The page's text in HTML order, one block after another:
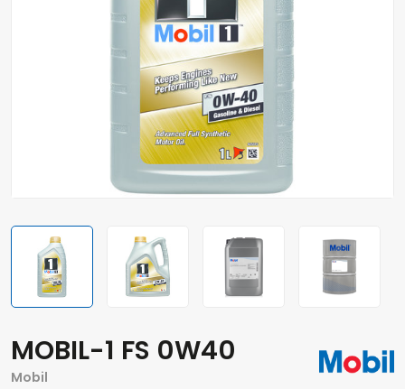
MOBIL-1 FS 0W40
Mobil